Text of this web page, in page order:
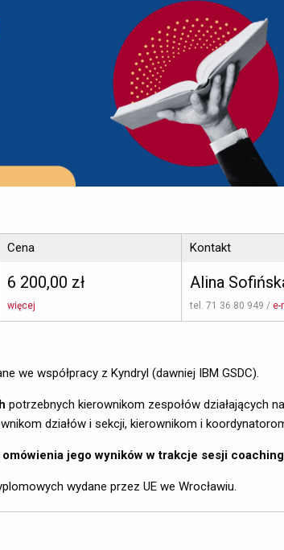
Cena
6 200,00 zł
więcej
Kontakt
Alina
tel. 71 36 80 949 / e-
we współpracy z Kyndryl (dawniej IBM GSDC).
potrzebnych kierownikom zespołów działających
działów i sekcji, kierownikom i
jego wyników w trakcje sesji
wydane przez UE we Wrocławiu.